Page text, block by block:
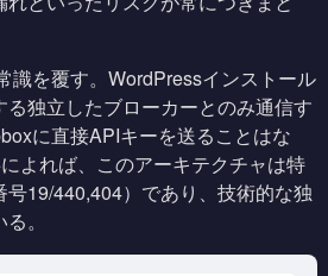
識を覆す。WordPressインストール
独立したブローカーとのみ通信す
に直接APIキーを送ることはな
よれば、このアーキテクチャは特
19/440,404）であり、技術的な独
。